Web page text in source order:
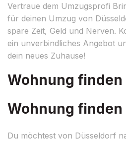
Vertraue dem Umzugsprofi
für deinen Umzug von
spare Zeit, Geld und Nerven.
ein unverbindliches Angebot
dein neues Zuhause!
Wohnung finden
Wohnung finden
Du möchtest von Düsseldorf